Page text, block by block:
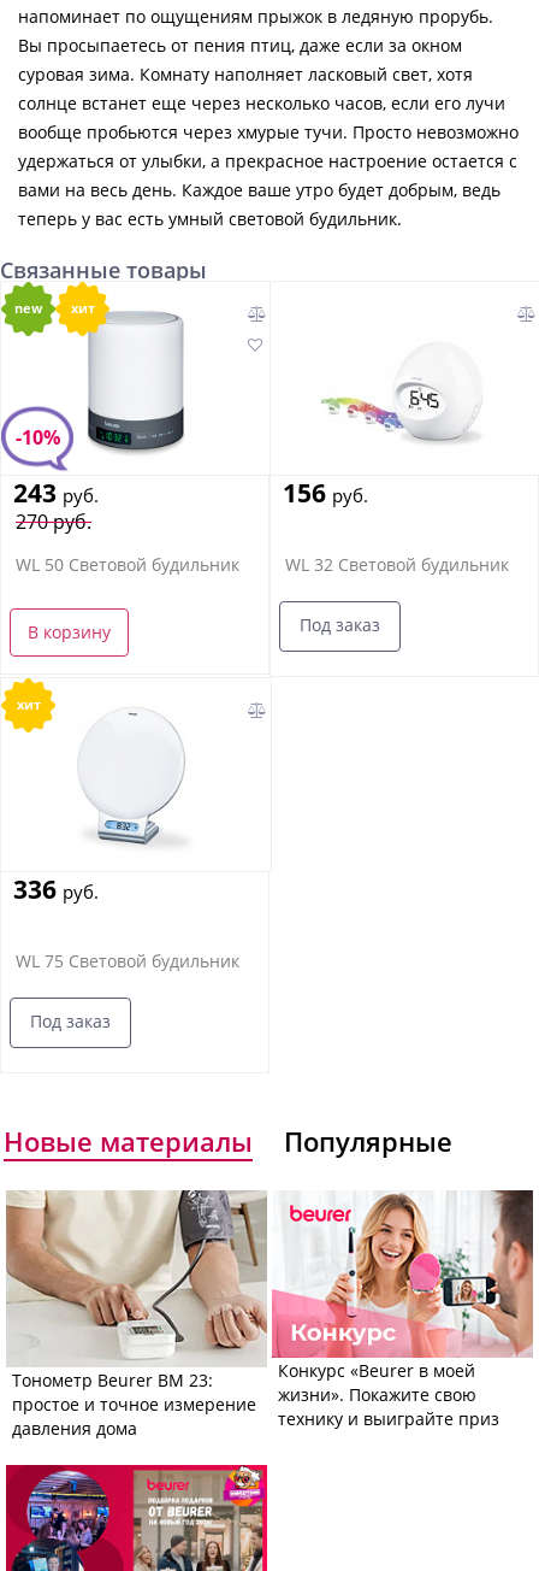
напоминает по ощущениям прыжок в ледяную прорубь.
Вы просыпаетесь от пения птиц, даже если за окном
суровая зима. Комнату наполняет ласковый свет, хотя
солнце встанет еще через несколько часов, если его лучи
вообще пробьются через хмурые тучи. Просто невозможно
удержаться от улыбки, а прекрасное настроение остается с
вами на весь день. Каждое ваше утро будет добрым, ведь
теперь у вас есть умный световой будильник.
Связанные товары
new хит
-10%
270 руб.
243 руб.
WL 50 Световой будильник
В корзину
156 руб.
WL 32 Световой будильник
Под заказ
хит
336 руб.
WL 75 Световой будильник
Под заказ
Новые материалы Популярные
Тонометр Beurer BM 23:
простое и точное измерение
давления дома
Конкурс «Beurer в моей
жизни». Покажите свою
технику и выиграйте приз